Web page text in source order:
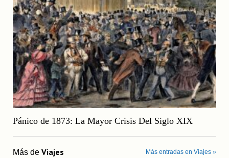
Pánico de 1873: La Mayor Crisis Del Siglo XIX
Más de Viajes Más entradas en Viajes »